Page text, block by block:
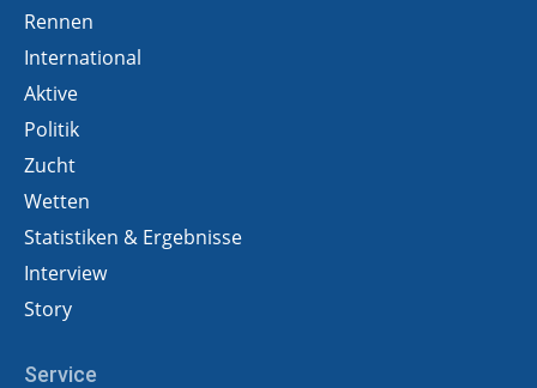
Rennen
International
Aktive
Politik
Zucht
Wetten
Statistiken & Ergebnisse
Interview
Story
Service